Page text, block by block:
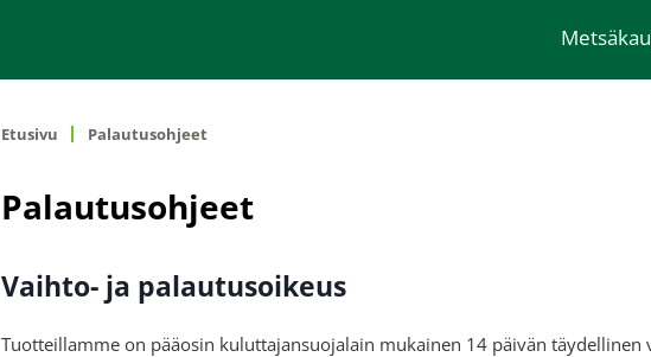
Etusivu Palautusohjeet
Palautusohjeet
Vaihto- ja palautusoikeus
Tuotteillamme on pääosin kuluttajansuojalain mukainen 14 päivän täydellinen